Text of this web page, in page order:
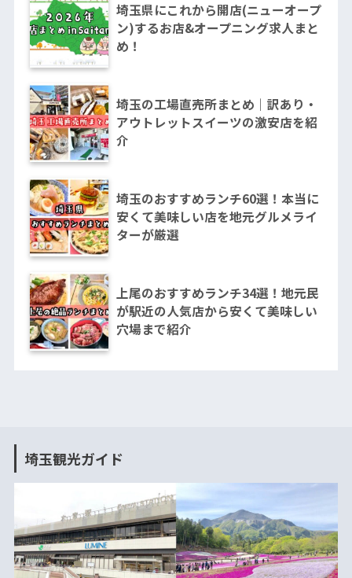
埼玉県にこれから開店(ニューオープ
ン)するお店&オープニング求人まと
め！
埼玉の工場直売所まとめ｜訳あり・
アウトレットスイーツの激安店を紹
介
埼玉のおすすめランチ60選！本当に
安くて美味しい店を地元グルメライ
ターが厳選
上尾のおすすめランチ34選！地元民
が駅近の人気店から安くて美味しい
穴場まで紹介
埼玉観光ガイド